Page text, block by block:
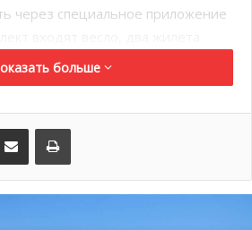
через специальное приложение
а также сумка и
для телефона. Хранятся
аренды на один час
гастрономии
больше
Поделиться по электронной почте Распечатать